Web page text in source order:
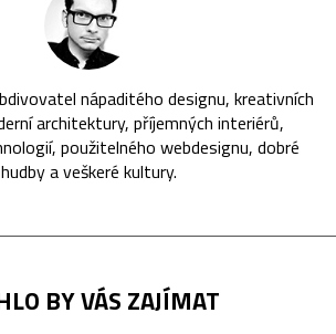
nápaditého designu, kreativních
architektury, příjemných interiérů,
použitelného webdesignu, dobré
hudby a veškeré kultury.
BY VÁS ZAJÍMAT